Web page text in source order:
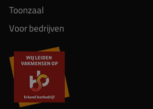
Toonzaal
Voor bedrijven